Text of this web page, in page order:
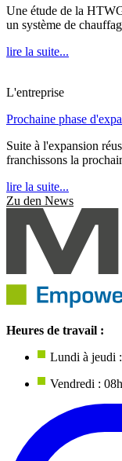
Une étude de la
un système de
lire la suite...
L'entreprise
Prochaine phase
Suite à l'expansion
franchissons la
lire la suite...
Zu den News
Heures de travail :
Lundi à jeudi
Vendredi :